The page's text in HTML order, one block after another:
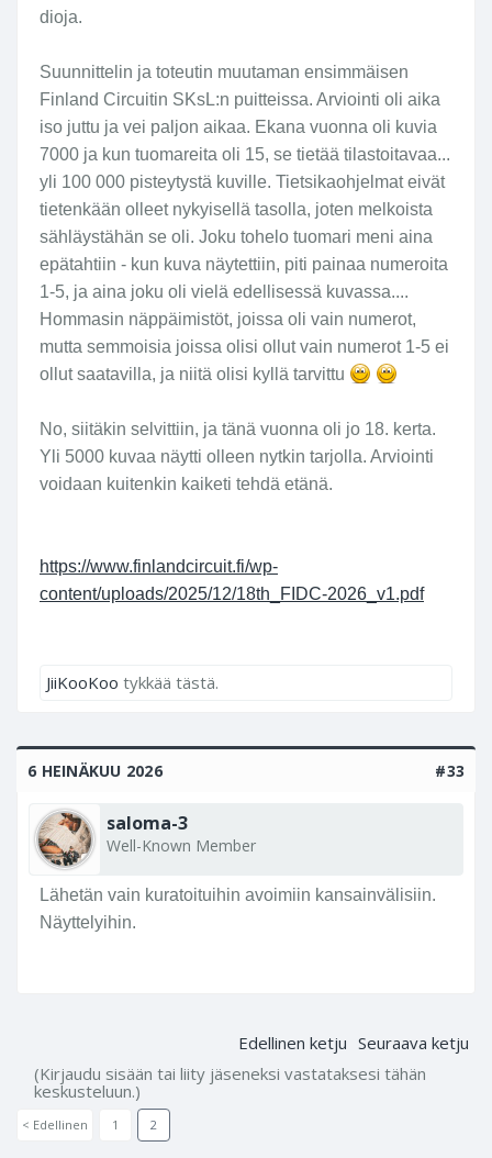
dioja.
Suunnittelin ja toteutin muutaman ensimmäisen
Finland Circuitin SKsL:n puitteissa. Arviointi oli aika
iso juttu ja vei paljon aikaa. Ekana vuonna oli kuvia
7000 ja kun tuomareita oli 15, se tietää tilastoitavaa...
yli 100 000 pisteytystä kuville. Tietsikaohjelmat eivät
tietenkään olleet nykyisellä tasolla, joten melkoista
sähläystähän se oli. Joku tohelo tuomari meni aina
epätahtiin - kun kuva näytettiin, piti painaa numeroita
1-5, ja aina joku oli vielä edellisessä kuvassa....
Hommasin näppäimistöt, joissa oli vain numerot,
mutta semmoisia joissa olisi ollut vain numerot 1-5 ei
ollut saatavilla, ja niitä olisi kyllä tarvittu
No, siitäkin selvittiin, ja tänä vuonna oli jo 18. kerta.
Yli 5000 kuvaa näytti olleen nytkin tarjolla. Arviointi
voidaan kuitenkin kaiketi tehdä etänä.
https://www.finlandcircuit.fi/wp-
content/uploads/2025/12/18th_FIDC-2026_v1.pdf
JiiKooKoo tykkää tästä.
6 HEINÄKUU 2026 #33
saloma-3
Well-Known Member
Lähetän vain kuratoituihin avoimiin kansainvälisiin.
Näyttelyihin.
Edellinen ketju Seuraava ketju
(Kirjaudu sisään tai liity jäseneksi vastataksesi tähän
keskusteluun.)
< Edellinen 1 2